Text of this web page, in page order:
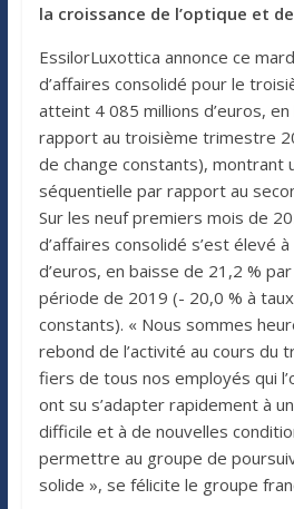
la croissance de l’optique et
EssilorLuxottica annonce ce
d’affaires consolidé pour le
atteint 4 085 millions d’euros,
rapport au troisième trimestre
de change constants), montrant
séquentielle par rapport au
Sur les neuf premiers mois de
d’affaires consolidé s’est élevé
d’euros, en baisse de 21,2 %
période de 2019 (- 20,0 % à
constants). « Nous sommes
rebond de l’activité au cours
fiers de tous nos employés qui
ont su s’adapter rapidement à
difficile et à de nouvelles
permettre au groupe de
solide », se félicite le groupe